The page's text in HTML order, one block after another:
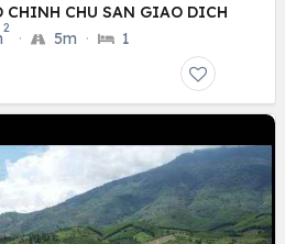
CHINH CHU SAN GIAO DICH
2
· 5m · 1